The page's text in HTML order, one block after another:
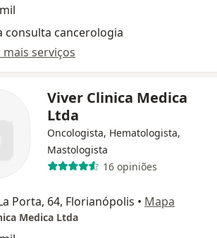
consulta cancerologia
serviços
Viver Clinica Medica
Ltda
Oncologista, Hematologista,
Mastologista
16 opiniões
Porta, 64, Florianópolis • Mapa
Medica Ltda